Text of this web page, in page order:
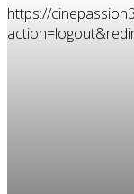
https://